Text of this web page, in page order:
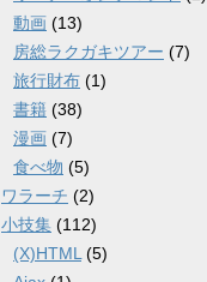
動画 (13)
房総ラクガキツアー (7)
旅行財布 (1)
書籍 (38)
漫画 (7)
食べ物 (5)
ワラーチ (2)
小技集 (112)
(X)HTML (5)